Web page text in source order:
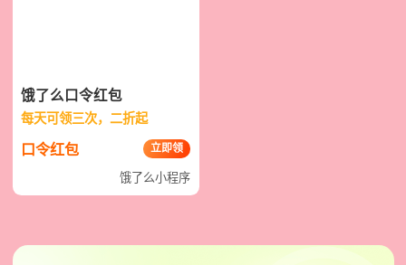
饿了么口令红包
每天可领三次，二折起
口令红包 立即领
饿了么小程序